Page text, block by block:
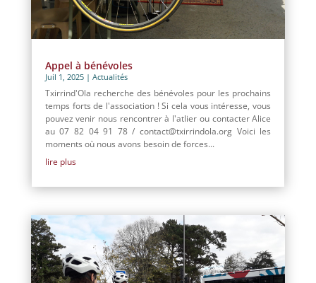
Appel à bénévoles
Juil 1, 2025| Actualités
Txirrind'Ola recherche des bénévoles pour les prochains
temps forts de l'association ! Si cela vous intéresse, vous
pouvez venir nous rencontrer à l'atlier ou contacter Alice
au 07 82 04 91 78 / contact@txirrindola.org Voici les
moments où nous avons besoin de forces...
lire plus